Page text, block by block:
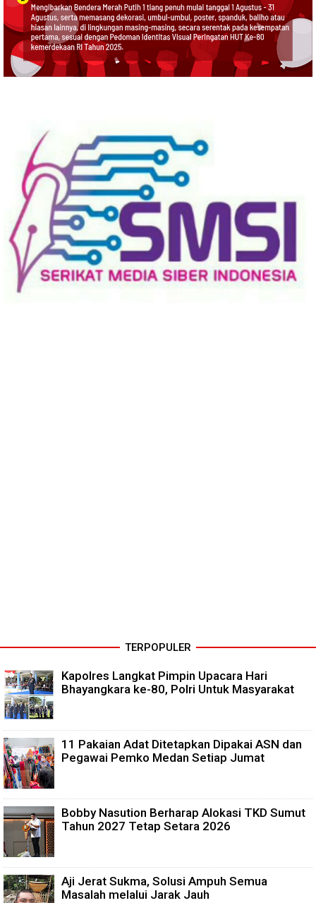
TERPOPULER
Kapolres Langkat Pimpin Upacara Hari
Bhayangkara ke-80, Polri Untuk Masyarakat
11 Pakaian Adat Ditetapkan Dipakai ASN dan
Pegawai Pemko Medan Setiap Jumat
Bobby Nasution Berharap Alokasi TKD Sumut
Tahun 2027 Tetap Setara 2026
Aji Jerat Sukma, Solusi Ampuh Semua
Masalah melalui Jarak Jauh